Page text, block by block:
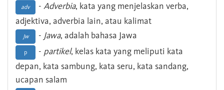
adv - Adverbia, kata yang menjelaskan verba,
adjektiva, adverbia lain, atau kalimat
Jw - Jawa, adalah bahasa Jawa
p - partikel, kelas kata yang meliputi kata
depan, kata sambung, kata seru, kata sandang,
ucapan salam